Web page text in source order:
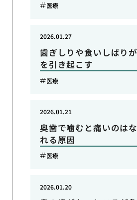
医療
歯ぎしりや食いしばり
を引き起こす
2026.01.27
医療
奥歯で噛むと痛いのは
れる原因
2026.01.21
医療
2026.01.20